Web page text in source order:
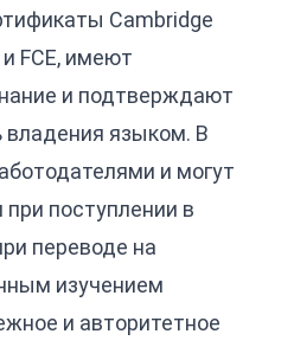
Cambridge
FCE, имеют
и подтверждают
владения языком. В
и могут
поступлении в
переводе на
изучением
и авторитетное